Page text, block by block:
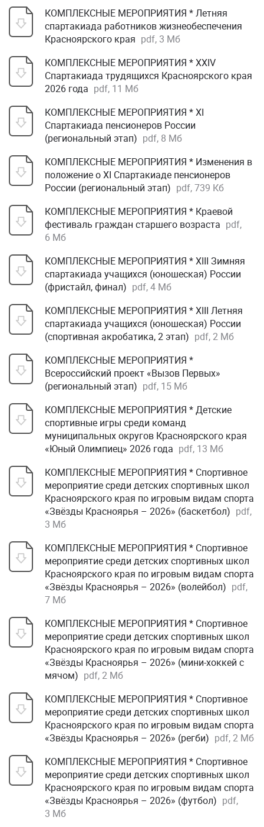
КОМПЛЕКСНЫЕ МЕРОПРИЯТИЯ * Летняя
спартакиада работников жизнеобеспечения
Красноярского края pdf, 3 Мб
КОМПЛЕКСНЫЕ МЕРОПРИЯТИЯ * XXIV
Спартакиада трудящихся Красноярского края
2026 года pdf, 11 Мб
КОМПЛЕКСНЫЕ МЕРОПРИЯТИЯ * XI
Спартакиада пенсионеров России
(региональный этап) pdf, 8 Мб
КОМПЛЕКСНЫЕ МЕРОПРИЯТИЯ * Изменения в
положение о XI Спартакиаде пенсионеров
России (региональный этап) pdf, 739 Кб
КОМПЛЕКСНЫЕ МЕРОПРИЯТИЯ * Краевой
фестиваль граждан старшего возраста pdf,
6 Мб
КОМПЛЕКСНЫЕ МЕРОПРИЯТИЯ * XIII Зимняя
спартакиада учащихся (юношеская) России
(фристайл, финал) pdf, 4 Мб
КОМПЛЕКСНЫЕ МЕРОПРИЯТИЯ * XIII Летняя
спартакиада учащихся (юношеская) России
(спортивная акробатика, 2 этап) pdf, 2 Мб
КОМПЛЕКСНЫЕ МЕРОПРИЯТИЯ *
Всероссийский проект «Вызов Первых»
(региональный этап) pdf, 15 Мб
КОМПЛЕКСНЫЕ МЕРОПРИЯТИЯ * Детские
спортивные игры среди команд
муниципальных округов Красноярского края
«Юный Олимпиец» 2026 года pdf, 13 Мб
КОМПЛЕКСНЫЕ МЕРОПРИЯТИЯ * Спортивное
мероприятие среди детских спортивных школ
Красноярского края по игровым видам спорта
«Звёзды Красноярья – 2026» (баскетбол) pdf,
3 Мб
КОМПЛЕКСНЫЕ МЕРОПРИЯТИЯ * Спортивное
мероприятие среди детских спортивных школ
Красноярского края по игровым видам спорта
«Звёзды Красноярья – 2026» (волейбол) pdf,
7 Мб
КОМПЛЕКСНЫЕ МЕРОПРИЯТИЯ * Спортивное
мероприятие среди детских спортивных школ
Красноярского края по игровым видам спорта
«Звёзды Красноярья – 2026» (мини-хоккей с
мячом) pdf, 2 Мб
КОМПЛЕКСНЫЕ МЕРОПРИЯТИЯ * Спортивное
мероприятие среди детских спортивных школ
Красноярского края по игровым видам спорта
«Звёзды Красноярья – 2026» (регби) pdf, 2 Мб
КОМПЛЕКСНЫЕ МЕРОПРИЯТИЯ * Спортивное
мероприятие среди детских спортивных школ
Красноярского края по игровым видам спорта
«Звёзды Красноярья – 2026» (футбол) pdf,
3 Мб